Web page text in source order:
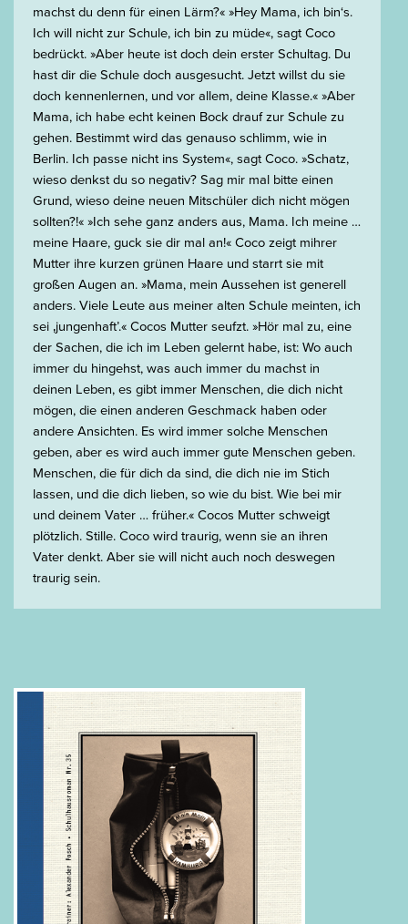
machst du denn für einen Lärm?« »Hey Mama, ich bin‘s.
Ich will nicht zur Schule, ich bin zu müde«, sagt Coco
bedrückt. »Aber heute ist doch dein erster Schultag. Du
hast dir die Schule doch ausgesucht. Jetzt willst du sie
doch kennenlernen, und vor allem, deine Klasse.« »Aber
Mama, ich habe echt keinen Bock drauf zur Schule zu
gehen. Bestimmt wird das genauso schlimm, wie in
Berlin. Ich passe nicht ins System«, sagt Coco. »Schatz,
wieso denkst du so negativ? Sag mir mal bitte einen
Grund, wieso deine neuen Mitschüler dich nicht mögen
sollten?!« »Ich sehe ganz anders aus, Mama. Ich meine …
meine Haare, guck sie dir mal an!« Coco zeigt mihrer
Mutter ihre kurzen grünen Haare und starrt sie mit
großen Augen an. »Mama, mein Aussehen ist generell
anders. Viele Leute aus meiner alten Schule meinten, ich
sei ‚jungenhaft’.« Cocos Mutter seufzt. »Hör mal zu, eine
der Sachen, die ich im Leben gelernt habe, ist: Wo auch
immer du hingehst, was auch immer du machst in
deinen Leben, es gibt immer Menschen, die dich nicht
mögen, die einen anderen Geschmack haben oder
andere Ansichten. Es wird immer solche Menschen
geben, aber es wird auch immer gute Menschen geben.
Menschen, die für dich da sind, die dich nie im Stich
lassen, und die dich lieben, so wie du bist. Wie bei mir
und deinem Vater … früher.« Cocos Mutter schweigt
plötzlich. Stille. Coco wird traurig, wenn sie an ihren
Vater denkt. Aber sie will nicht auch noch deswegen
traurig sein.